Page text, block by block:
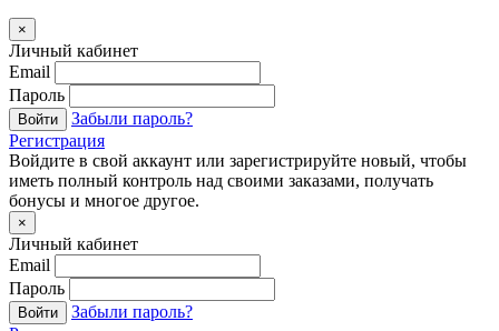
×
Личный кабинет
Email
Пароль
Войти
Забыли пароль?
Регистрация
Войдите в свой аккаунт или зарегистрируйте новый, чтобы
иметь полный контроль над своими заказами, получать
бонусы и многое другое.
×
Личный кабинет
Email
Пароль
Войти
Забыли пароль?